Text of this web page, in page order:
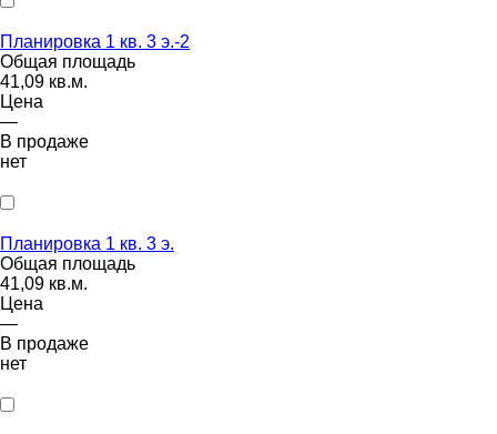
Планировка 1 кв. 3 э.-2
Общая площадь
41,09 кв.м.
Цена
—
В продаже
нет
Планировка 1 кв. 3 э.
Общая площадь
41,09 кв.м.
Цена
—
В продаже
нет